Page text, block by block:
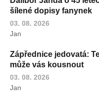
šílené dopisy fanynek
03. 08. 2026
Jan
Zápřednice jedovatá:
může vás kousnout
03. 08. 2026
Jan